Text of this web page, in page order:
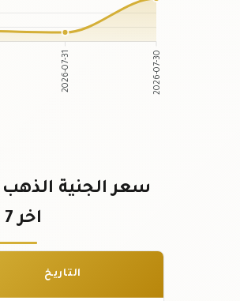
2026-07-31 2026-07-30
اخر 7 أيام
التاريخ